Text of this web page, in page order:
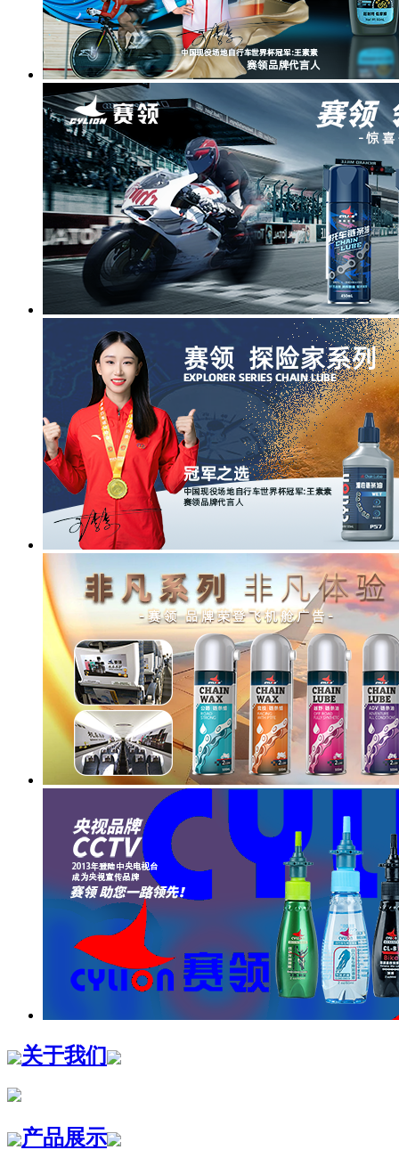
关于我们
产品展示